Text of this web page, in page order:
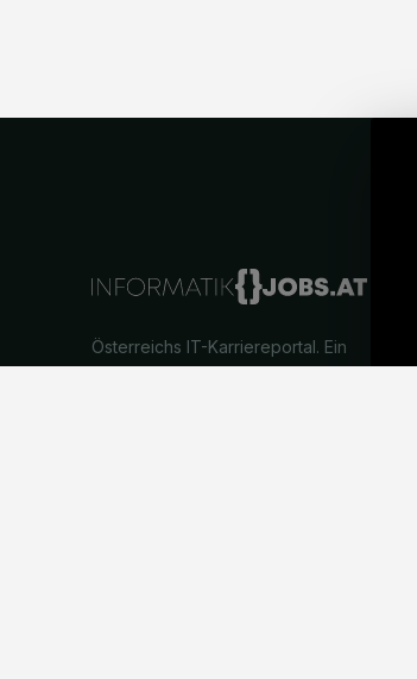
Österreichs IT-Karriereportal. Ein
Service der candidatis GmbH.